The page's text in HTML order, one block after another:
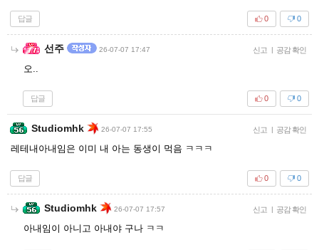
답글 0
0
선주 26-07-07 17:47 신고 | 공감 확인
오..
답글 0
0
Studiomhk 26-07-07 17:55 신고 | 공감 확인
레테내아내임은 이미 내 아는 동생이 먹음 ㅋㅋㅋ
답글 0
0
Studiomhk 26-07-07 17:57 신고 | 공감 확인
아내임이 아니고 아내야 구나 ㅋㅋ